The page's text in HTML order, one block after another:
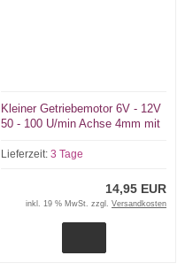
Kleiner Getriebemotor 6V - 12V
50 - 100 U/min Achse 4mm mit
Lieferzeit: 3 Tage
14,95 EUR
inkl. 19 % MwSt. zzgl. Versandkosten